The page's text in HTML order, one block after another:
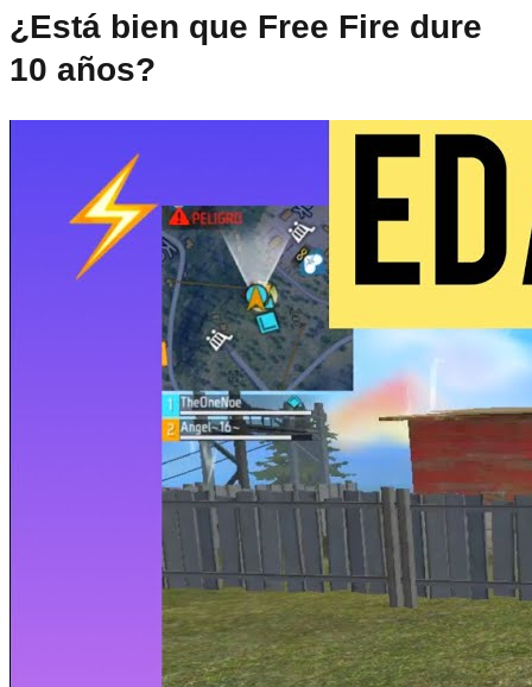
¿Está bien que Free Fire dure
10 años?